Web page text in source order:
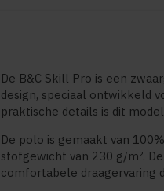
De B&C Skill Pro is een
design, speciaal ontwikkeld
praktische details is dit
De polo is gemaakt van
stofgewicht van 230 g/m².
comfortabele draagervaring